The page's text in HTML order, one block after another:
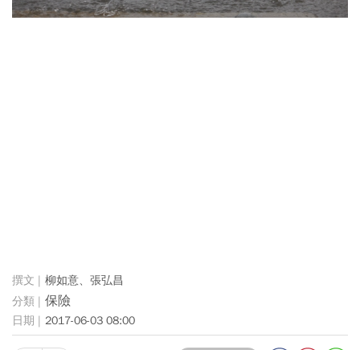
柳如意、張弘昌
保險
2017-06-03 08:00